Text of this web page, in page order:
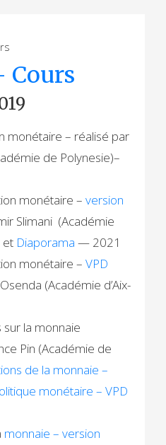
Cours
monétaire – réalisé par
de Polynesie)–
monétaire –version
Slimani (Académie
et Diaporama — 2021
monétaire –VPD
(Académie d’Aix-
sur la monnaie
Pin (Académie de
de la monnaie –
monétaire – VPD
monnaie – version